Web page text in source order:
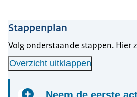
Stappenplan
Volg onderstaande stappen. Hier
Overzicht uitklappen